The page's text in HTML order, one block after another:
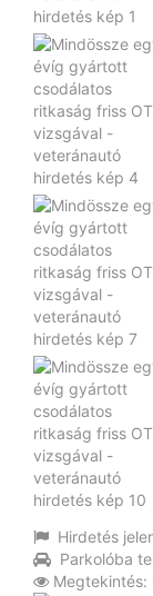
Hirdetés
Parkolóba
Megtekintés: